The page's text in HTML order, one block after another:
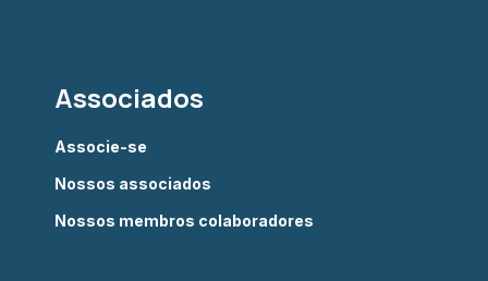
Associados
Associe-se
Nossos associados
Nossos membros colaboradores